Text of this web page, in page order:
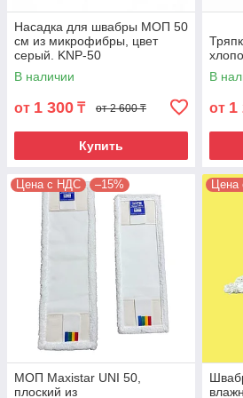
подходящий ассортимент
сделать покупку в нашем
Купить инвентарь для
Алматы
Минимальная сумма
сайте – 10 000
Насадка для швабры МОП 50
см из микрофибры, цвет
серый. KNP-50
В наличии
от 1 300 ₸ от 2 600 ₸
Купить
В
от 1
Цена с НДС –15%
МОП Maxistar UNI 50,
плоский из